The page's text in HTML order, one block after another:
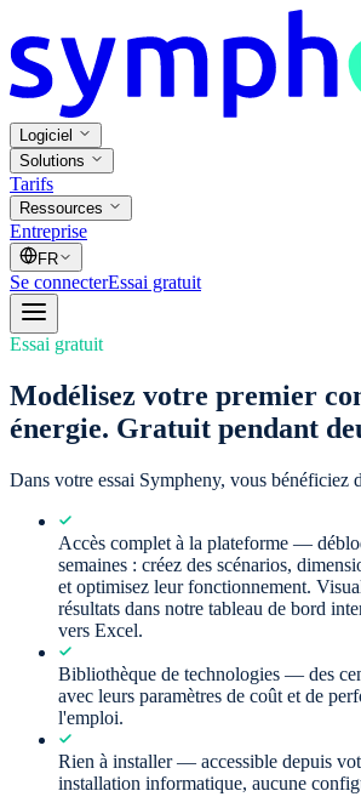
Logiciel
Solutions
Tarifs
Ressources
Entreprise
FR
Se connecterEssai gratuit
Essai gratuit
Modélisez votre premier
énergie. Gratuit pendant
Dans votre essai Sympheny, vous bénéficiez
Accès complet à la plateforme —
semaines : créez des scénarios,
et optimisez leur fonctionnement.
résultats dans notre tableau de bord
vers Excel.
Bibliothèque de technologies — des
avec leurs paramètres de coût et de
l'emploi.
Rien à installer — accessible depuis
installation informatique, aucune